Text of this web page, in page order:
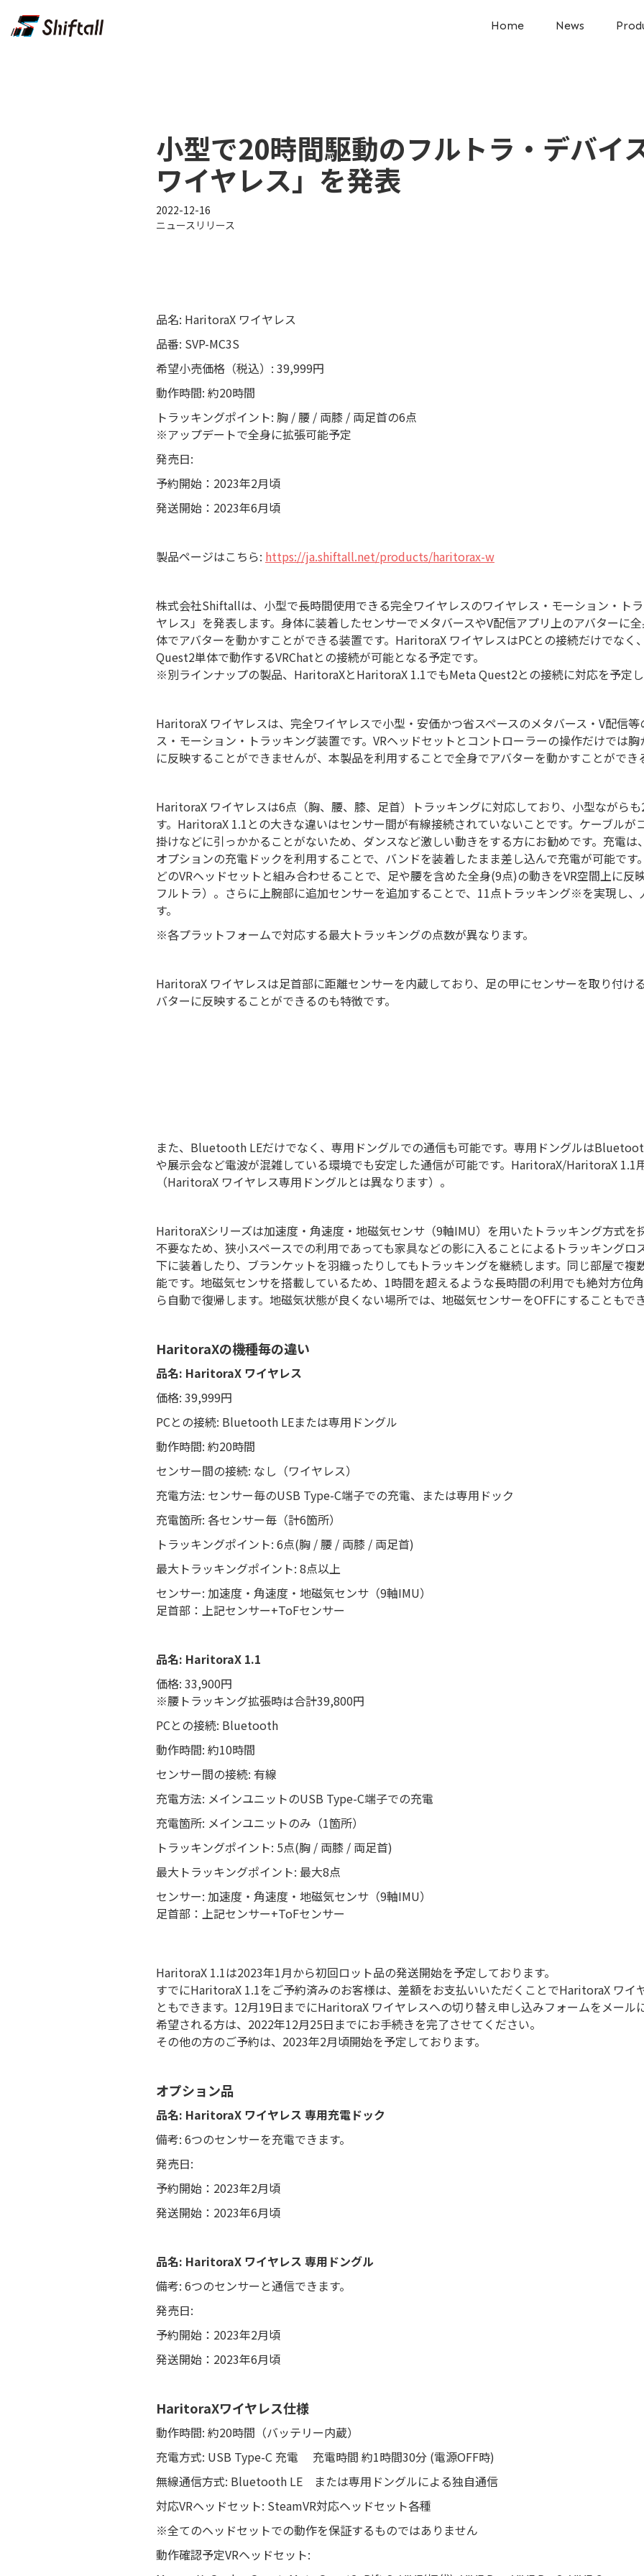
Home News
小型で20時間駆動のフルトラ・デバ
ワイヤレス」を発表
2022-12-16
ニュースリリース
品名: HaritoraX ワイヤレス
品番: SVP-MC3S
希望小売価格（税込）: 39,999円
動作時間: 約20時間
トラッキングポイント: 胸 / 腰 / 両膝 / 両足首の6点
※アップデートで全身に拡張可能予定
発売日:
予約開始：2023年2月頃
発送開始：2023年6月頃
製品ページはこちら: https://ja.shiftall.net/products/haritorax-w
株式会社Shiftallは、小型で長時間使用できる完全ワイヤレスのワイヤレス・モーション・ト
ヤレス」を発表します。身体に装着したセンサーでメタバースやV配信アプリ上のアバターに
体でアバターを動かすことができる装置です。HaritoraX ワイヤレスはPCとの接続だけでなく
Quest2単体で動作するVRChatとの接続が可能となる予定です。
※別ラインナップの製品、HaritoraXとHaritoraX 1.1でもMeta Quest2との接続に対応を予定
HaritoraX ワイヤレスは、完全ワイヤレスで小型・安価かつ省スペースのメタバース・V配信
ス・モーション・トラッキング装置です。VRヘッドセットとコントローラーの操作だけでは
に反映することができませんが、本製品を利用することで全身でアバターを動かすことができ
HaritoraX ワイヤレスは6点（胸、腰、膝、足首）トラッキングに対応しており、小型ながら
す。HaritoraX 1.1との大きな違いはセンサー間が有線接続されていないことです。ケーブルが
掛けなどに引っかかることがないため、ダンスなど激しい動きをする方にお勧めです。充電は
オプションの充電ドックを利用することで、バンドを装着したまま差し込んで充電が可能です
どのVRヘッドセットと組み合わせることで、足や腰を含めた全身(9点)の動きをVR空間上に反
フルトラ）。さらに上腕部に追加センサーを追加することで、11点トラッキング※を実現し
す。
※各プラットフォームで対応する最大トラッキングの点数が異なります。
HaritoraX ワイヤレスは足首部に距離センサーを内蔵しており、足の甲にセンサーを取り付け
バターに反映することができるのも特徴です。
また、Bluetooth LEだけでなく、専用ドングルでの通信も可能です。専用ドングルは
や展示会など電波が混雑している環境でも安定した通信が可能です。HaritoraX/HaritoraX 1.1
（HaritoraX ワイヤレス専用ドングルとは異なります）。
HaritoraXシリーズは加速度・角速度・地磁気センサ（9軸IMU）を用いたトラッキング方式を
不要なため、狭小スペースでの利用であっても家具などの影に入ることによるトラッキング
下に装着したり、ブランケットを羽織ったりしてもトラッキングを継続します。同じ部屋で複
能です。地磁気センサを搭載しているため、1時間を超えるような長時間の利用でも絶対方位
ら自動で復帰します。地磁気状態が良くない場所では、地磁気センサーをOFFにすることもで
HaritoraXの機種毎の違い
品名: HaritoraX ワイヤレス
価格: 39,999円
PCとの接続: Bluetooth LEまたは専用ドングル
動作時間: 約20時間
センサー間の接続: なし（ワイヤレス）
充電方法: センサー毎のUSB Type-C端子での充電、または専用ドック
充電箇所: 各センサー毎（計6箇所）
トラッキングポイント: 6点(胸 / 腰 / 両膝 / 両足首)
最大トラッキングポイント: 8点以上
センサー: 加速度・角速度・地磁気センサ（9軸IMU）
足首部：上記センサー+ToFセンサー
品名: HaritoraX 1.1
価格: 33,900円
※腰トラッキング拡張時は合計39,800円
PCとの接続: Bluetooth
動作時間: 約10時間
センサー間の接続: 有線
充電方法: メインユニットのUSB Type-C端子での充電
充電箇所: メインユニットのみ（1箇所）
トラッキングポイント: 5点(胸 / 両膝 / 両足首)
最大トラッキングポイント: 最大8点
センサー: 加速度・角速度・地磁気センサ（9軸IMU）
足首部：上記センサー+ToFセンサー
HaritoraX 1.1は2023年1月から初回ロット品の発送開始を予定しております。
すでにHaritoraX 1.1をご予約済みのお客様は、差額をお支払いいただくことでHaritoraX ワイ
ともできます。12月19日までにHaritoraX ワイヤレスへの切り替え申し込みフォームをメール
希望される方は、2022年12月25日までにお手続きを完了させてください。
その他の方のご予約は、2023年2月頃開始を予定しております。
オプション品
品名: HaritoraX ワイヤレス 専用充電ドック
備考: 6つのセンサーを充電できます。
発売日:
予約開始：2023年2月頃
発送開始：2023年6月頃
品名: HaritoraX ワイヤレス 専用ドングル
備考: 6つのセンサーと通信できます。
発売日:
予約開始：2023年2月頃
発送開始：2023年6月頃
HaritoraXワイヤレス仕様
動作時間: 約20時間（バッテリー内蔵）
充電方式: USB Type-C 充電 充電時間 約1時間30分 (電源OFF時)
無線通信方式: Bluetooth LE または専用ドングルによる独自通信
対応VRヘッドセット: SteamVR対応ヘッドセット各種
※全てのヘッドセットでの動作を保証するものではありません
動作確認予定VRヘッドセット: